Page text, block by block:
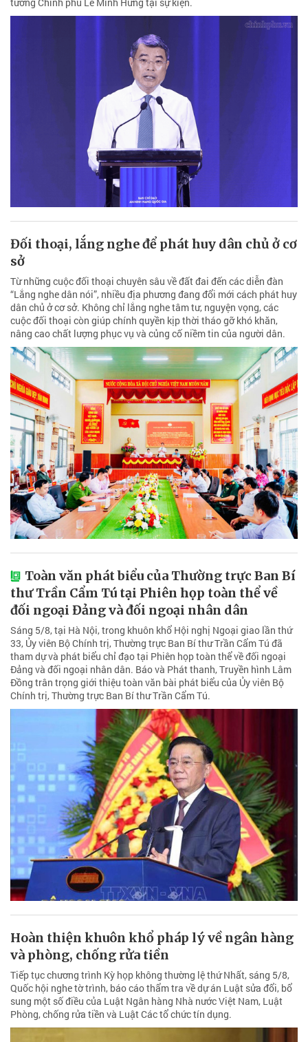
Đối thoại, lắng nghe để phát huy dân chủ ở cơ
sở
Từ những cuộc đối thoại chuyên sâu về đất đai đến các diễn đàn
“Lắng nghe dân nói”, nhiều địa phương đang đổi mới cách phát huy
dân chủ ở cơ sở. Không chỉ lắng nghe tâm tư, nguyện vọng, các
cuộc đối thoại còn giúp chính quyền kịp thời tháo gỡ khó khăn,
nâng cao chất lượng phục vụ và củng cố niềm tin của người dân.
Toàn văn phát biểu của Thường trực Ban Bí
thư Trần Cẩm Tú tại Phiên họp toàn thể về
đối ngoại Đảng và đối ngoại nhân dân
Sáng 5/8, tại Hà Nội, trong khuôn khổ Hội nghị Ngoại giao lần thứ
33, Ủy viên Bộ Chính trị, Thường trực Ban Bí thư Trần Cẩm Tú đã
tham dự và phát biểu chỉ đạo tại Phiên họp toàn thể về đối ngoại
Đảng và đối ngoại nhân dân. Báo và Phát thanh, Truyền hình Lâm
Đồng trân trọng giới thiệu toàn văn bài phát biểu của Ủy viên Bộ
Chính trị, Thường trực Ban Bí thư Trần Cẩm Tú.
Hoàn thiện khuôn khổ pháp lý về ngân hàng
và phòng, chống rửa tiền
Tiếp tục chương trình Kỳ họp không thường lệ thứ Nhất, sáng 5/8,
Quốc hội nghe tờ trình, báo cáo thẩm tra về dự án Luật sửa đổi, bổ
sung một số điều của Luật Ngân hàng Nhà nước Việt Nam, Luật
Phòng, chống rửa tiền và Luật Các tổ chức tín dụng.